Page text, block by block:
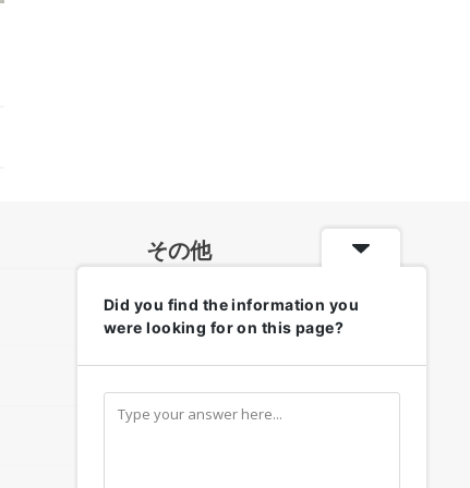
その他
各地のお天気・防災情報
Did you find the information you
were looking for on this page?